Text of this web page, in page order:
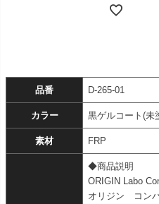
品番 D-265-01
カラー 黒ゲルコート(未
素材 FRP
◆商品説明
ORIGIN Labo
オリジン コン